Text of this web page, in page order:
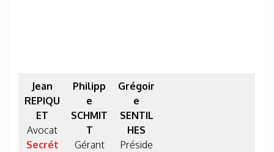
Jean
REPIQU
ET
Avocat
Secrét
Philipp
e
SCHMIT
T
Gérant
Grégoir
e
SENTIL
HES
Préside